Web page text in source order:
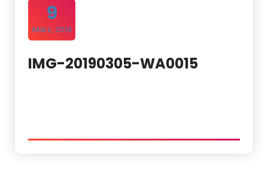
9
März, 2019
IMG-20190305-WA0015